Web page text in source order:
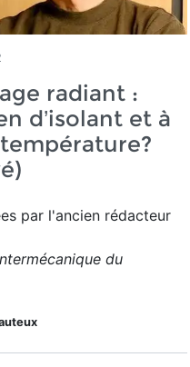
radiant :
d’isolant et à
par l'ancien rédacteur
du